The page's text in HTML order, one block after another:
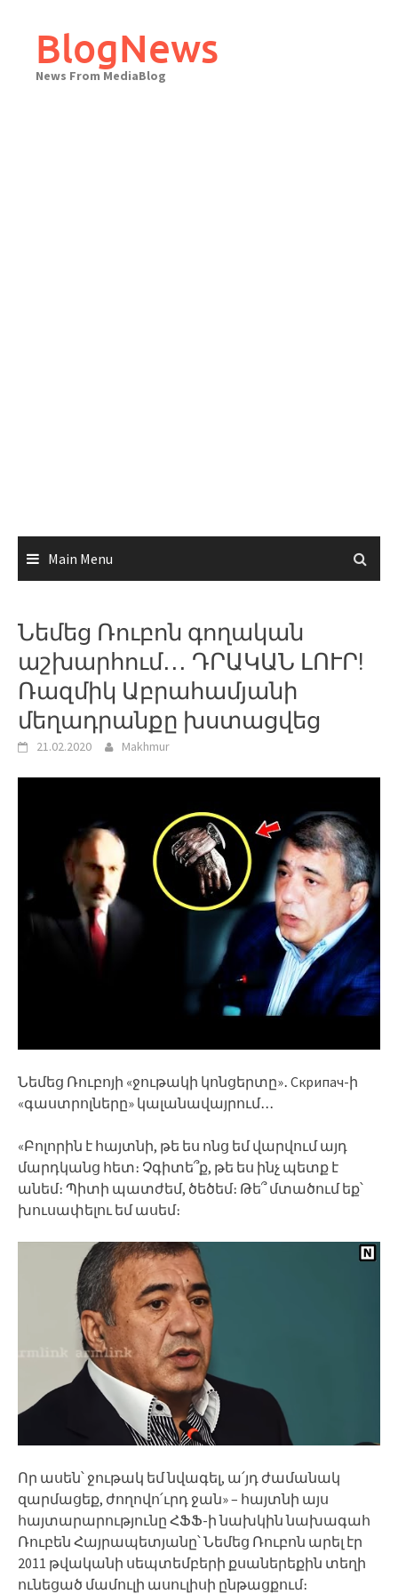
contentBlogNews
News From MediaBlog
Main Menu
Նեմեց Ռուբոն գողական
աշխարհում․․․ ԴՐԱԿԱՆ ԼՈՒՐ!
Ռազմիկ Աբրահամյանի
մեղադրանքը խստացվեց
21.02.2020 Makhmur
Նեմեց Ռուբոյի «ջութակի կոնցերտը»․ Скрипач-ի
«գաստրոլները» կալանավայրում․․․
«Բոլորին է հայտնի, թե ես ոնց եմ վարվում այդ
մարդկանց հետ։ Չգիտե՞ք, թե ես ինչ պետք է
անեմ։ Պիտի պատժեմ, ծեծեմ։ Թե՞ մտածում եք՝
խուսափելու եմ ասեմ։
Որ ասեն՝ ջութակ եմ նվագել, ա՛յդ ժամանակ
զարմացեք, ժողովո՛ւրդ ջան» – հայտնի այս
հայտարարությունը ՀՖՖ-ի նախկին նախագահ
Ռուբեն Հայրապետյանը՝ Նեմեց Ռուբոն արել էր
2011 թվականի սեպտեմբերի քսաներեքին տեղի
ունեցած մամուլի ասուլիսի ընթացքում։